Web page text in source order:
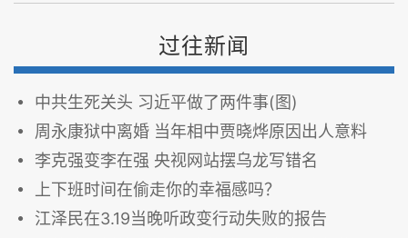
过往新闻
中共生死关头 习近平做了两件事(图)
周永康狱中离婚 当年相中贾晓烨原因出人意料
李克强变李在强 央视网站摆乌龙写错名
上下班时间在偷走你的幸福感吗？
江泽民在3.19当晚听政变行动失败的报告